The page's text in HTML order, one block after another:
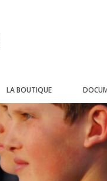
LA BOUTIQUE